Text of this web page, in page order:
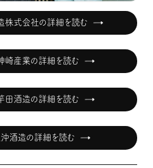
株式会社の詳細を読む
崎産業の詳細を読む
田酒造の詳細を読む
酒造の詳細を読む